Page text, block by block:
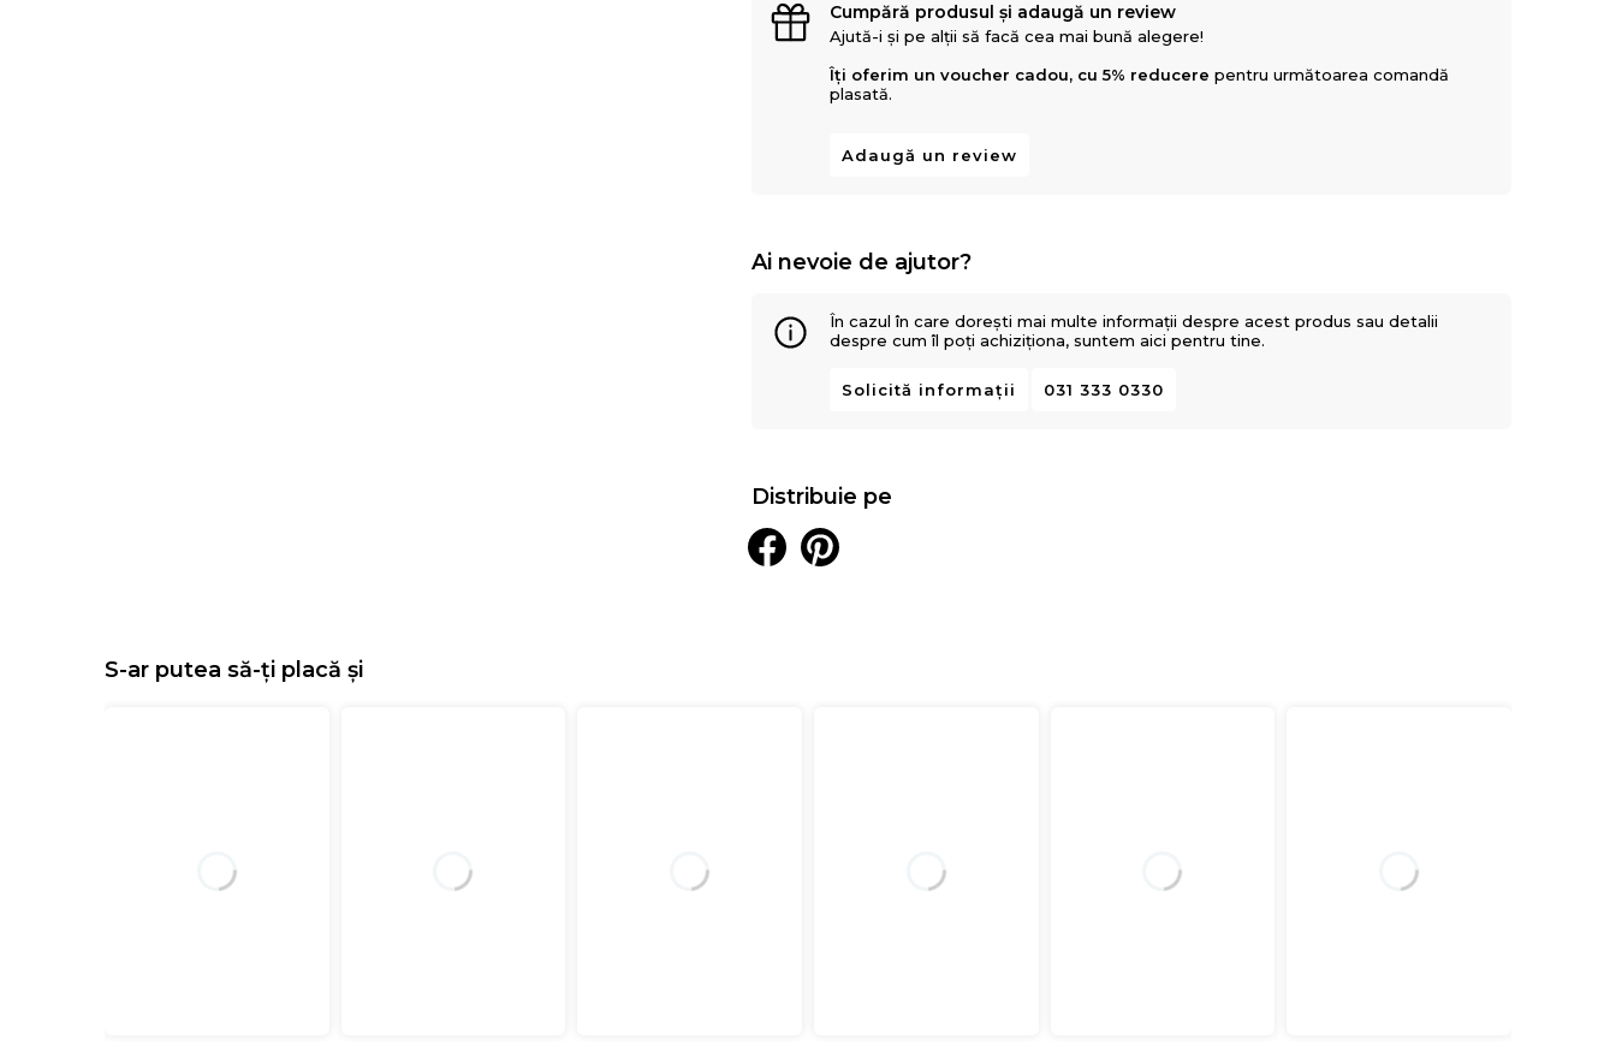
Cumpără produsul și adaugă un review
Ajută-i și pe alții să facă cea mai bună alegere!
Îți oferim un voucher cadou, cu 5% reducere pentru următoarea comandă
plasată.
Adaugă un review
Ai nevoie de ajutor?
În cazul în care dorești mai multe informații despre acest produs sau detalii
despre cum îl poți achiziționa, suntem aici pentru tine.
Solicită informații 031 333 0330
Distribuie pe
S-ar putea să-ți placă și